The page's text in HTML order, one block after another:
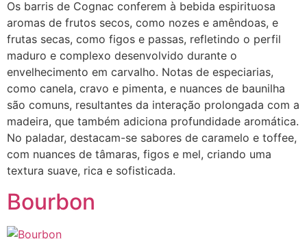
Os barris de Cognac conferem à bebida espirituosa
aromas de frutos secos, como nozes e amêndoas, e
frutas secas, como figos e passas, refletindo o perfil
maduro e complexo desenvolvido durante o
envelhecimento em carvalho. Notas de especiarias,
como canela, cravo e pimenta, e nuances de baunilha
são comuns, resultantes da interação prolongada com a
madeira, que também adiciona profundidade aromática.
No paladar, destacam-se sabores de caramelo e toffee,
com nuances de tâmaras, figos e mel, criando uma
textura suave, rica e sofisticada.
Bourbon